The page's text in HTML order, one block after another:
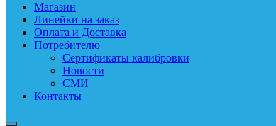
Магазин
Линейки на заказ
Оплата и Доставка
Потребителю
Сертификаты калибровки
Новости
СМИ
Контакты